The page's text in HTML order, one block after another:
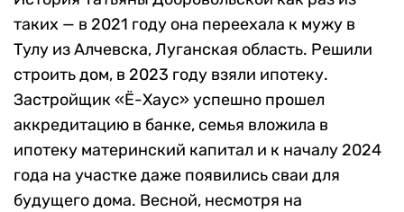
таких — в 2021 году она переехала к мужу в
Тулу из Алчевска, Луганская область. Решили
строить дом, в 2023 году взяли ипотеку.
Застройщик «Ё-Хаус» успешно прошел
аккредитацию в банке, семья вложила в
ипотеку материнский капитал и к началу 2024
года на участке даже появились сваи для
будущего дома. Весной, несмотря на